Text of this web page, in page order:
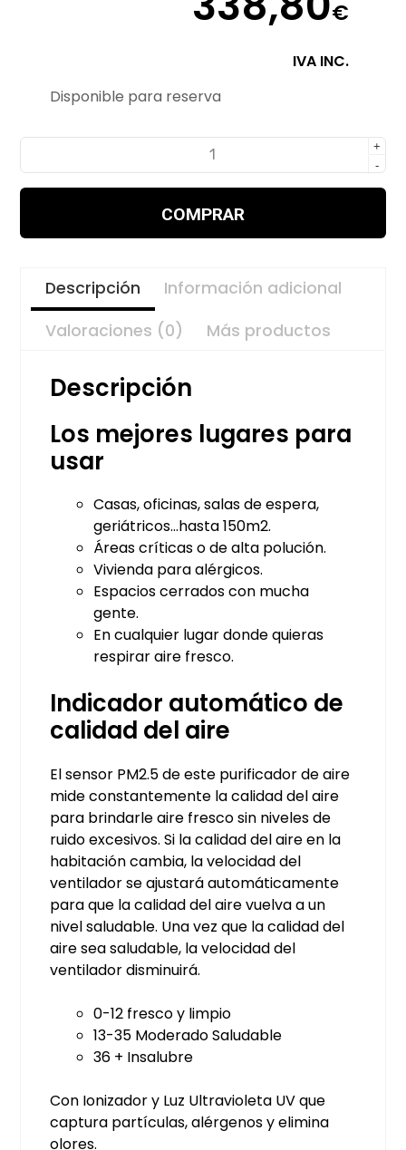
€
IVA INC.
Disponible para reserva
Purificador
de
aire
cantidad
+
-
COMPRAR
Descripción
Información adicional
Valoraciones (0)
Más productos
Descripción
Los mejores lugares para
usar
Casas, oficinas, salas de espera,
geriátricos…hasta 150m2.
Áreas críticas o de alta polución.
Vivienda para alérgicos.
Espacios cerrados con mucha
gente.
En cualquier lugar donde quieras
respirar aire fresco.
Indicador automático de
calidad del aire
El sensor PM2.5 de este purificador de aire
mide constantemente la calidad del aire
para brindarle aire fresco sin niveles de
ruido excesivos. Si la calidad del aire en la
habitación cambia, la velocidad del
ventilador se ajustará automáticamente
para que la calidad del aire vuelva a un
nivel saludable. Una vez que la calidad del
aire sea saludable, la velocidad del
ventilador disminuirá.
0-12 fresco y limpio
13-35 Moderado Saludable
36 + Insalubre
Con Ionizador y Luz Ultravioleta UV que
captura partículas, alérgenos y elimina
olores.